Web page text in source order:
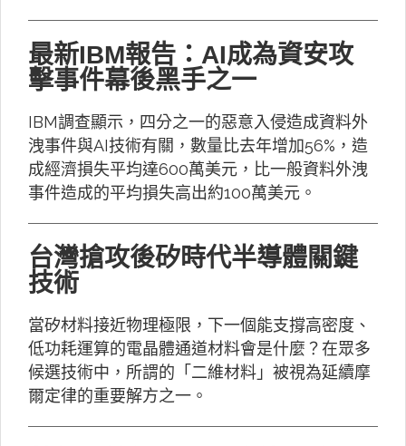
最新IBM報告：AI成為資安攻
擊事件幕後黑手之一
IBM調查顯示，四分之一的惡意入侵造成資料外
洩事件與AI技術有關，數量比去年增加56%，造
成經濟損失平均達600萬美元，比一般資料外洩
事件造成的平均損失高出約100萬美元。
台灣搶攻後矽時代半導體關鍵
技術
當矽材料接近物理極限，下一個能支撐高密度、
低功耗運算的電晶體通道材料會是什麼？在眾多
候選技術中，所謂的「二維材料」被視為延續摩
爾定律的重要解方之一。